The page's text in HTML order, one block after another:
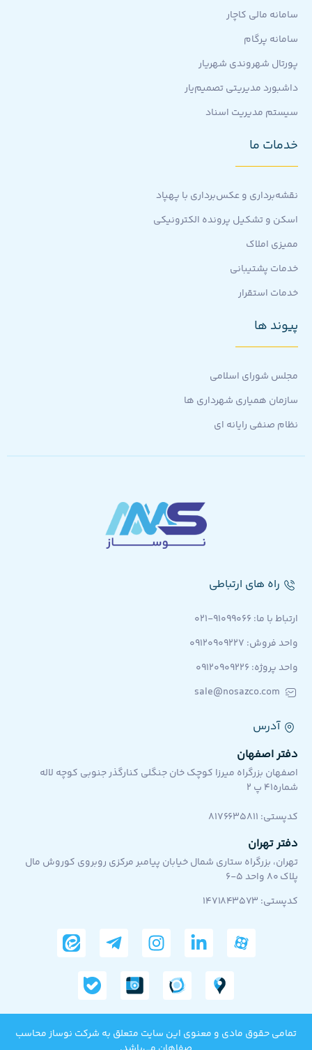
سامانه مالی کاچار
سامانه پرگام
پورتال شهروندی شهریار
داشبورد مدیریتی تصمیم‌یار
سیستم مدیریت اسناد
خدمات ما
نقشه‌برداری و عکس‌برداری با پهپاد
اسکن و تشکیل پرونده الکترونیکی
ممیزی املاک
خدمات پشتیبانی
خدمات استقرار
پیوند ها
مجلس شورای اسلامی
سازمان همیاری شهرداری ها
نظام صنفی رایانه ای
راه های ارتباطی
ارتباط با ما: 91099066-021
واحد فروش: 09120909227
واحد پروژه: ۰۹۱۲۰۹۰۹۲۲۶
sale@nosazco.com
آدرس
دفتر اصفهان
اصفهان بزرگراه میرزا کوچک خان جنگلی کنارگذر جنوبی کوچه لاله
شماره۴۱ پ ۲
کد‌پستی: 8176635811
دفتر تهران
تهران، بزرگراه ستاری شمال خیابان پیامبر مرکزی روبروی کوروش مال
پلاک 80 واحد 5-6
کدپستی: ۱۴۷۱۸۴۳۵۷۳
تمامی حقوق مادی و معنوی این سایت متعلق به شرکت نوساز محاسب